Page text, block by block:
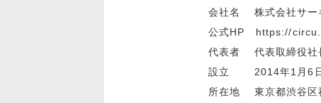
会社名 株式会社サー
公式HP https://
代表者 代表取締役社
設立 2014年1月6
所在地 東京都渋⾕区